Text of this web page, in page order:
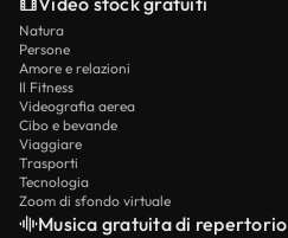
Natura
Persone
Amore e relazioni
Il Fitness
Videografia aerea
Cibo e bevande
Viaggiare
Trasporti
Tecnologia
Zoom di sfondo virtuale
Musica gratuita di repertorio